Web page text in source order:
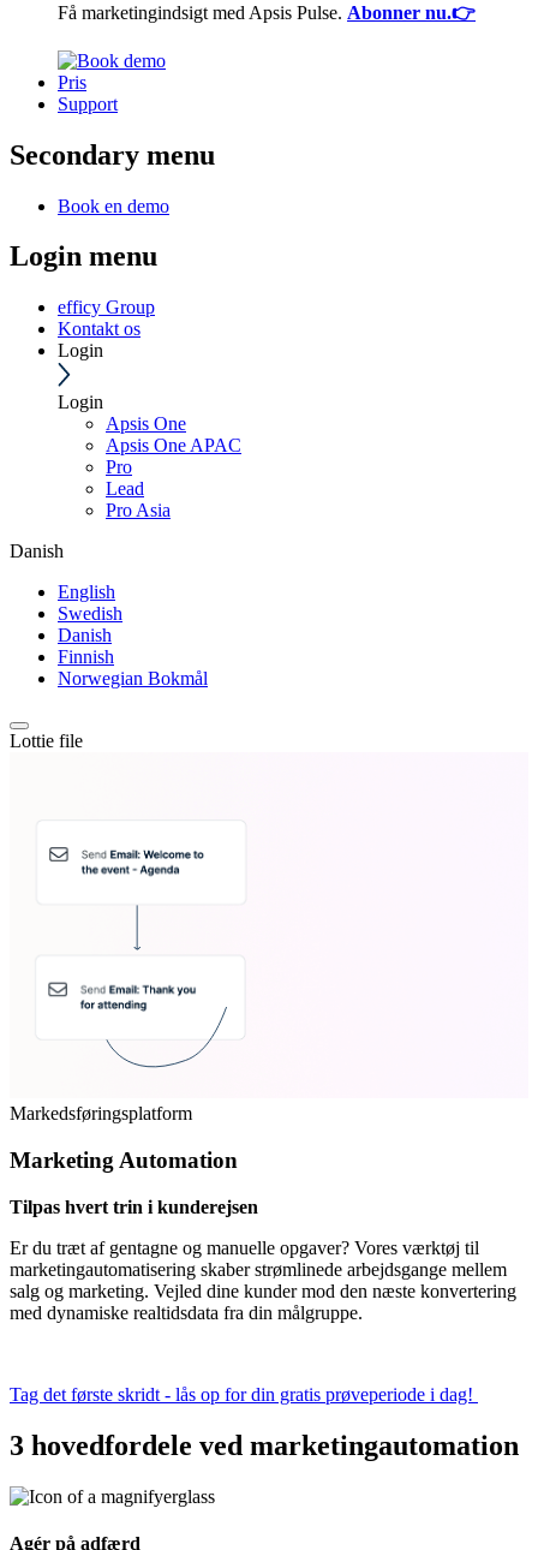
Få marketingindsigt med Apsis Pulse. Abonner nu.👉
Pris
Support
Secondary menu
Book en demo
Login menu
efficy Group
Kontakt os
Login
Login
Apsis One
Apsis One APAC
Pro
Lead
Pro Asia
Danish
English
Swedish
Danish
Finnish
Norwegian Bokmål
Lottie file
Markedsføringsplatform
Marketing Automation
Tilpas hvert trin i kunderejsen
Er du træt af gentagne og manuelle opgaver? Vores værktøj til
marketingautomatisering skaber strømlinede arbejdsgange mellem
salg og marketing. Vejled dine kunder mod den næste konvertering
med dynamiske realtidsdata fra din målgruppe.
Tag det første skridt - lås op for din gratis prøveperiode i dag!
3 hovedfordele ved marketingautomation
Agér på adfærd